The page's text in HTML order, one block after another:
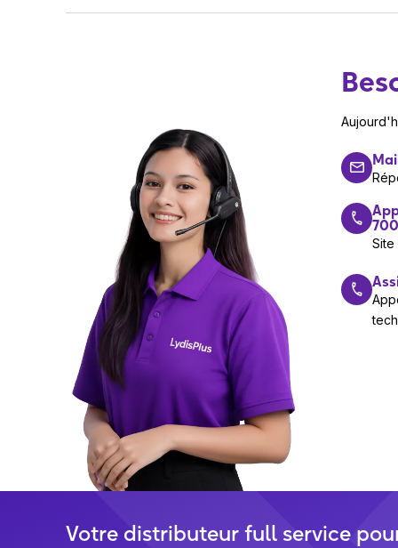
Interphone Akuvox E18.
Votre distributeur full service